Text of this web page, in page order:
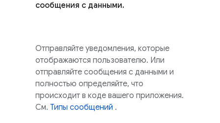
сообщения с данными.
Отправляйте уведомления, которые
отображаются пользователю. Или
отправляйте сообщения с данными и
полностью определяйте, что
происходит в коде вашего приложения.
См. Типы сообщений .